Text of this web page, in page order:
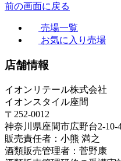
前の画面に戻る
売場一覧
お気に入り売場
店舗情報
イオンリテール株式会社
イオンスタイル座間
〒252-0012
神奈川県座間市広野台2-10-
販売責任者：小熊 満之
酒類販売管理者：菅野康